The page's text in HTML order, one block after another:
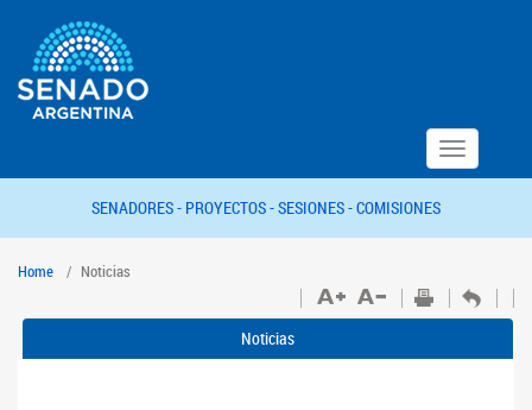
Toggle
navigation
SENADORES - PROYECTOS -SESIONES -COMISIONES
Home Noticias
Noticias